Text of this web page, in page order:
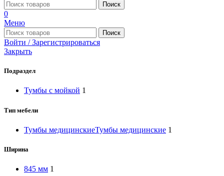
Поиск
0
Меню
Поиск
Войти / Зарегистрироваться
Закрыть
Подраздел
Тумбы с мойкой 1
Тип мебели
Тумбы медицинскиеТумбы медицинские 1
Ширина
845 мм 1